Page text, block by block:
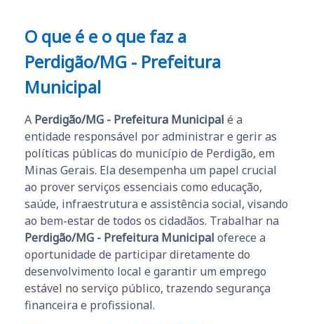
O que é e o que faz a
Perdigão/MG - Prefeitura
Municipal
A Perdigão/MG - Prefeitura Municipal é a
entidade responsável por administrar e gerir as
políticas públicas do município de Perdigão, em
Minas Gerais. Ela desempenha um papel crucial
ao prover serviços essenciais como educação,
saúde, infraestrutura e assistência social, visando
ao bem-estar de todos os cidadãos. Trabalhar na
Perdigão/MG - Prefeitura Municipal oferece a
oportunidade de participar diretamente do
desenvolvimento local e garantir um emprego
estável no serviço público, trazendo segurança
financeira e profissional.